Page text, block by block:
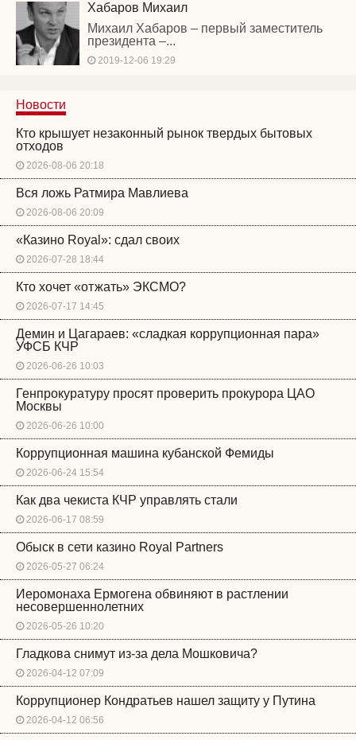
Хабаров Михаил
Михаил Хабаров – первый заместитель
президента –...
2019-12-06 19:29
Новости
Кто крышует незаконный рынок твердых бытовых
отходов
2026-08-06 20:18
Вся ложь Ратмира Мавлиева
2026-08-06 20:09
«Казино Royal»: сдал своих
2026-07-28 18:44
Кто хочет «отжать» ЭКСМО?
2026-07-17 14:45
Демин и Цагараев: «сладкая коррупционная пара»
УФСБ КЧР
2026-06-26 10:03
Генпрокуратуру просят проверить прокурора ЦАО
Москвы
2026-06-26 10:00
Коррупционная машина кубанской Фемиды
2026-06-24 15:54
Как два чекиста КЧР управлять стали
2026-06-17 08:59
Обыск в сети казино Royal Partners
2026-05-27 06:24
Иеромонаха Ермогена обвиняют в растлении
несовершеннолетних
2026-05-26 10:20
Гладкова снимут из-за дела Мошковича?
2026-04-12 07:09
Коррупционер Кондратьев нашел защиту у Путина
2026-04-12 06:56